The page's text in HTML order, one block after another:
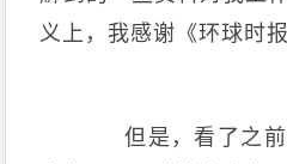
义上，我感谢《环球时报
但是，看了之前